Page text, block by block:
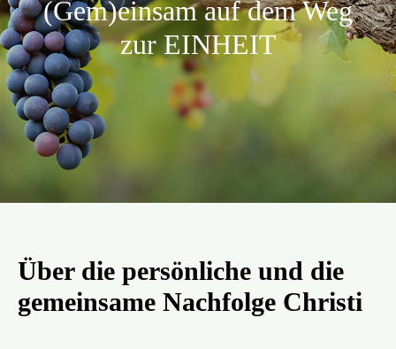
Aktion
Veröffentlichungen
(Gem)einsam auf dem Weg
zur EINHEIT
Über die persönliche und die
gemeinsame Nachfolge Christi